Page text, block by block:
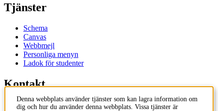
Tjänster
Schema
Canvas
Webbmejl
Personliga menyn
Ladok för studenter
Kontakt
Kontakta utbildningsprogram
Denna webbplats använder tjänster som kan lagra information om
dig och hur du använder denna webbplats. Vissa tjänster är